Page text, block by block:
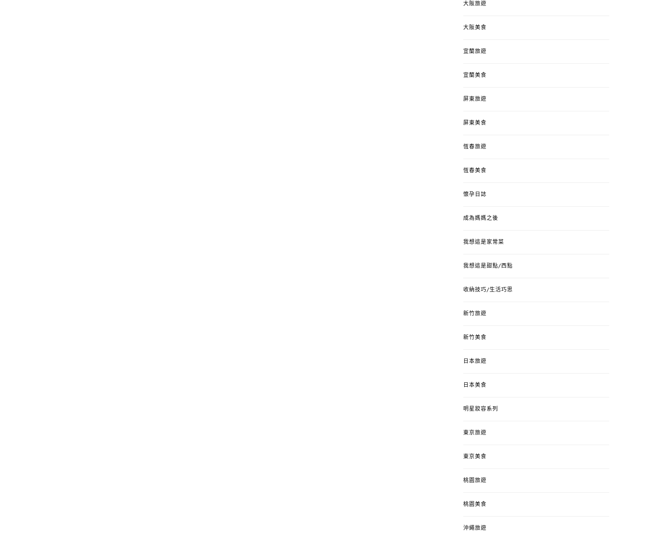
大阪旅遊
大阪美食
宜蘭旅遊
宜蘭美食
屏東旅遊
屏東美食
恆春旅遊
恆春美食
懷孕日誌
成為媽媽之後
我想這是家常菜
我想這是甜點/西點
收納技巧/生活巧思
新竹旅遊
新竹美食
日本旅遊
日本美食
明星妝容系列
東京旅遊
東京美食
桃園旅遊
桃園美食
沖繩旅遊